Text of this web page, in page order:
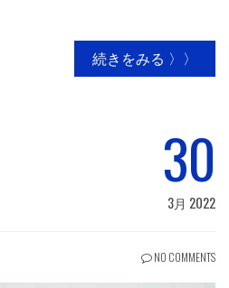
続きをみる 〉〉
30
3月 2022
NO COMMENTS